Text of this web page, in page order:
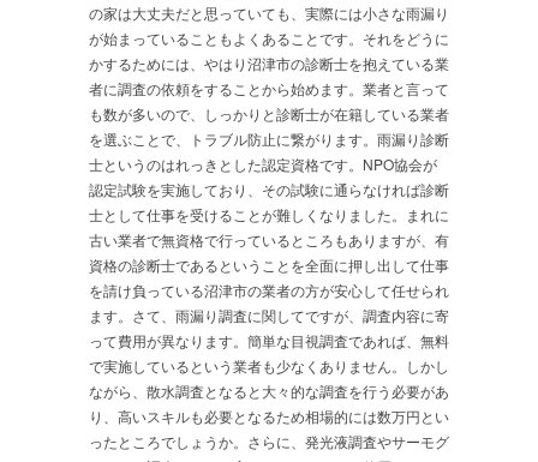
の家は大丈夫だと思っていても、実際には小さな雨漏り
が始まっていることもよくあることです。それをどうに
かするためには、やはり沼津市の診断士を抱えている業
者に調査の依頼をすることから始めます。業者と言って
も数が多いので、しっかりと診断士が在籍している業者
を選ぶことで、トラブル防止に繋がります。雨漏り診断
士というのはれっきとした認定資格です。NPO協会が
認定試験を実施しており、その試験に通らなければ診断
士として仕事を受けることが難しくなりました。まれに
古い業者で無資格で行っているところもありますが、有
資格の診断士であるということを全面に押し出して仕事
を請け負っている沼津市の業者の方が安心して任せられ
ます。さて、雨漏り調査に関してですが、調査内容に寄
って費用が異なります。簡単な目視調査であれば、無料
で実施しているという業者も少なくありません。しかし
ながら、散水調査となると大々的な調査を行う必要があ
り、高いスキルも必要となるため相場的には数万円とい
ったところでしょうか。さらに、発光液調査やサーモグ